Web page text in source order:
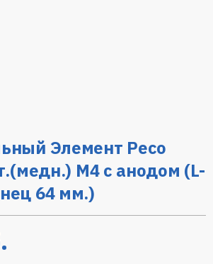
Элемент Ресо
M4 с анодом (L-
64 мм.)